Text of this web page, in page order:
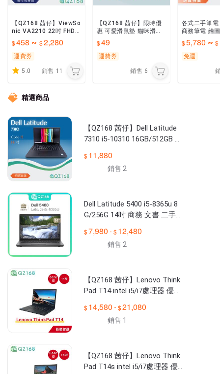
【QZ168 茜仔】ViewSo
nic VA2210 22吋 FHD
優質二手電腦螢幕 公司
汰換 液晶顯示器 中古螢
幕
458 ~ 2,280
運費券
5.0 銷售 11
【QZ168 茜仔】限時優
惠 可愛滑鼠墊 貓咪滑鼠
墊 防滑 簡約風 經典黑色
創意小黑貓 耐磨滑鼠墊
滑順好用
49
運費券
銷售 6
各式二手筆
商務筆電 繪
筆電
機 各大廠牌
質筆電
5,780 ~
免運
精選商品
【QZ168 茜仔】Dell Latitude
7310 i5-10310 16GB/512GB 1
11,880
銷售 2
Dell Latitude 5400 i5-8365u 8
G/256G 14吋 商務 文書 二手
7,980 - 12,480
銷售 2
【QZ168 茜仔】Lenovo Think
Pad T14 intel i5/i7處理器 優質
14,580 - 21,080
銷售 1
【QZ168 茜仔】Lenovo Think
Pad T14s intel i5/i7處理器 優